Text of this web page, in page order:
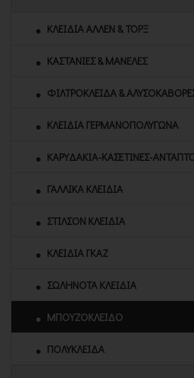
ΚΛΕΙΔΙΑ ΑΛΛΕΝ & ΤΟΡΞ
ΚΑΣΤΑΝΙΕΣ & ΜΑΝΕΛΕΣ
ΦΙΛΤΡΟΚΛΕΙΔΑ &
ΚΛΕΙΔΙΑ ΓΕΡΜΑΝΟΠΟΛΥΓΩΝΑ
ΚΑΡΥΔΑΚΙΑ-ΚΑΣΕΤΙΝΕΣ-
ΓΑΛΛΙΚΑ ΚΛΕΙΔΙΑ
ΣΤΙΛΣΟΝ ΚΛΕΙΔΙΑ
ΚΛΕΙΔΙΑ ΓΚΑΖ
ΣΩΛΗΝΟΤΑ ΚΛΕΙΔΙΑ
ΜΠΟΥΖΟΚΛΕΙΔΟ
ΠΟΛΥΚΛΕΙΔΑ